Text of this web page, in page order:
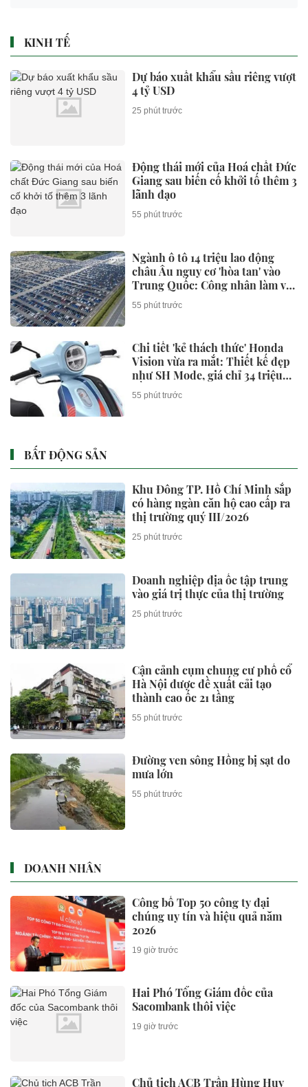
KINH TẾ
Dự báo xuất khẩu sầu riêng vượt
4 tỷ USD
25 phút trước
Động thái mới của Hoá chất Đức
Giang sau biến cố khởi tố thêm 3
lãnh đạo
55 phút trước
Ngành ô tô 14 triệu lao động
châu Âu nguy cơ 'hòa tan' vào
Trung Quốc: Công nhân làm vài
ngày/tháng, có nhà máy nửa
năm chỉ sản xuất hơn 6.000 xe
55 phút trước
Chi tiết 'kẻ thách thức' Honda
Vision vừa ra mắt: Thiết kế đẹp
như SH Mode, giá chỉ 34 triệu
đồng
55 phút trước
BẤT ĐỘNG SẢN
Khu Đông TP. Hồ Chí Minh sắp
có hàng ngàn căn hộ cao cấp ra
thị trường quý III/2026
25 phút trước
Doanh nghiệp địa ốc tập trung
vào giá trị thực của thị trường
25 phút trước
Cận cảnh cụm chung cư phố cổ
Hà Nội được đề xuất cải tạo
thành cao ốc 21 tầng
55 phút trước
Đường ven sông Hồng bị sạt do
mưa lớn
55 phút trước
DOANH NHÂN
Công bố Top 50 công ty đại
chúng uy tín và hiệu quả năm
2026
19 giờ trước
Hai Phó Tổng Giám đốc của
Sacombank thôi việc
19 giờ trước
Chủ tịch ACB Trần Hùng Huy